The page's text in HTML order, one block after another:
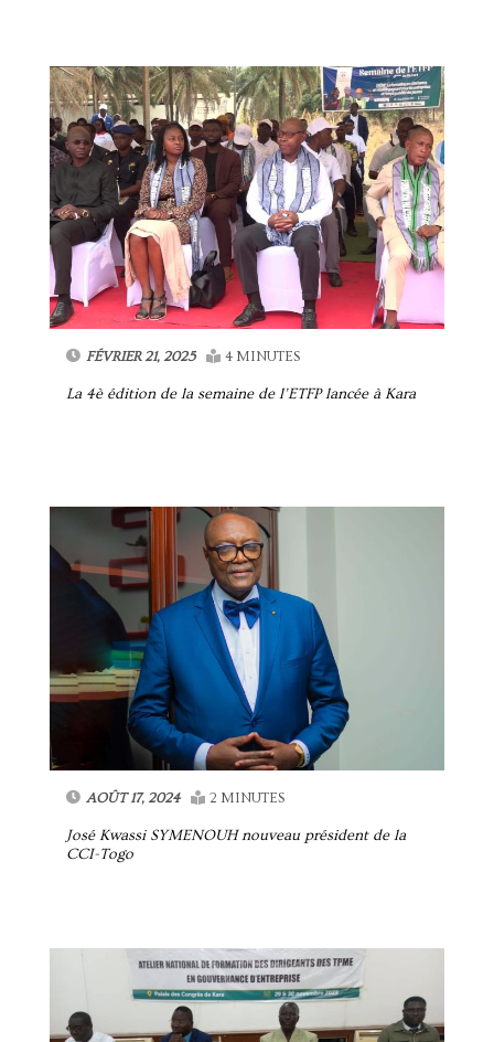
FÉVRIER 21, 2025 4 MINUTES
La 4è édition de la semaine de l’ETFP lancée à Kara
AOÛT 17, 2024 2 MINUTES
José Kwassi SYMENOUH nouveau président de la
CCI-Togo